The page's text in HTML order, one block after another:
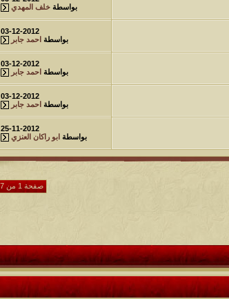
بواسطة خلف المهدي
03-12-2012
بواسطة احمد جابر
03-12-2012
بواسطة احمد جابر
03-12-2012
بواسطة احمد جابر
25-11-2012
بواسطة ابو راكان العنزي
صفحة 1 من 27